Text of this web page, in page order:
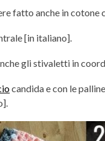
fatto anche in cotone
[in italiano].
gli stivaletti in
candida e con le